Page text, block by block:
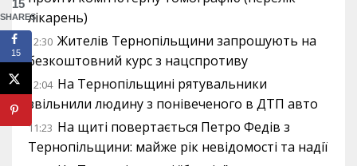
лікарень)
12:30 Жителів Тернопільщини запрошують на
безкоштовний курс з нацспротиву
12:04 На Тернопільщині рятувальники
звільнили людину з понівеченого в ДТП авто
11:23 На щиті повертається Петро Федів з
Тернопільщини: майже рік невідомості та надії
15
SHARES
15